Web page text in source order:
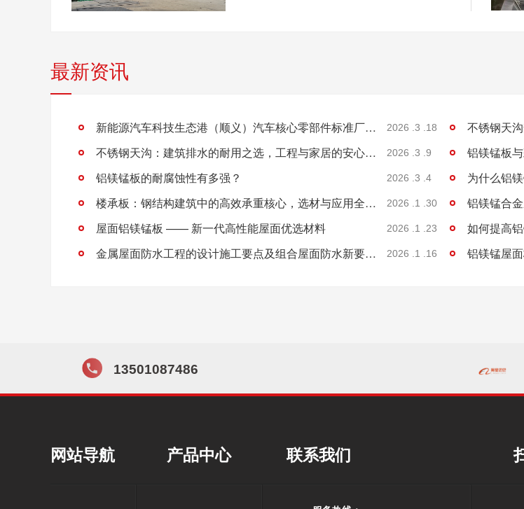
最新资讯
新能源汽车科技生态港（顺义）汽车核心零部件标准厂房项目施工进展 2026 .3 .18
不锈钢天沟：建筑排水的耐用之选，工程与家居的安心保障 2026 .3 .9 铝镁锰板
铝镁锰板的耐腐蚀性有多强？ 2026 .3 .4 为什么铝
楼承板：钢结构建筑中的高效承重核心，选材与应用全解析 2026 .1 .30 铝镁锰合
屋面铝镁锰板 —— 新一代高性能屋面优选材料 2026 .1 .23 如何提高
金属屋面防水工程的设计施工要点及组合屋面防水新要求探讨 2026 .1 .16 铝镁锰屋
13501087486
网站导航 产品中心 联系我们